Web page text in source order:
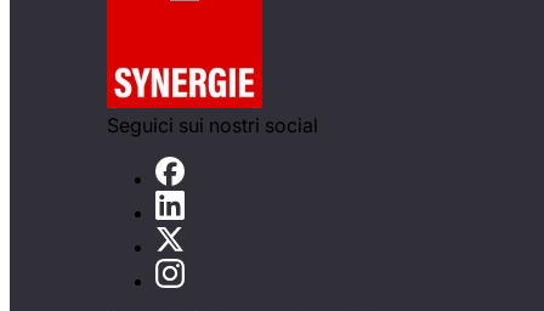
Seguici sui nostri social